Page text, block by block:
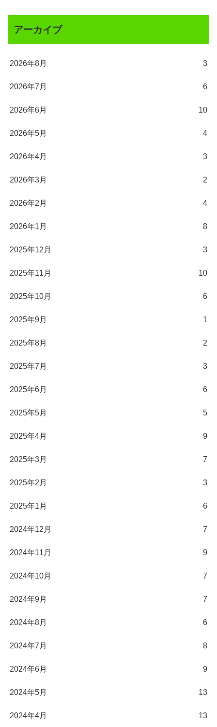
アーカイブ
2026年8月 3
2026年7月 6
2026年6月 10
2026年5月 4
2026年4月 3
2026年3月 2
2026年2月 4
2026年1月 8
2025年12月 3
2025年11月 10
2025年10月 6
2025年9月 1
2025年8月 2
2025年7月 3
2025年6月 6
2025年5月 5
2025年4月 9
2025年3月 7
2025年2月 3
2025年1月 6
2024年12月 7
2024年11月 9
2024年10月 7
2024年9月 7
2024年8月 6
2024年7月 8
2024年6月 9
2024年5月 13
2024年4月 13